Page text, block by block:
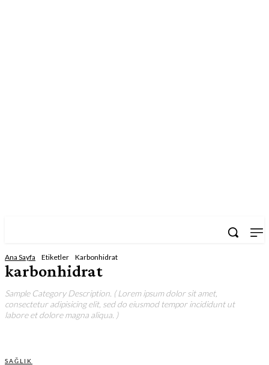
Ana Sayfa Etiketler Karbonhidrat
karbonhidrat
Sample Category Description. ( Lorem ipsum dolor sit amet,
consectetur adipisicing elit, sed do eiusmod tempor incididunt ut
labore et dolore magna aliqua. )
SAĞLIK